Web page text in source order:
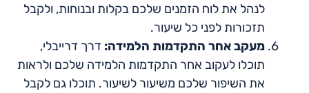
לנהל את לוח הזמנים שלכם בקלות ובנוחות, ולקבל
תזכורות לפני כל שיעור.
מעקב אחר התקדמות הלמידה: דרך דרייבלי,
תוכלו לעקוב אחר התקדמות הלמידה שלכם ולראות
את השיפור שלכם משיעור לשיעור. תוכלו גם לקבל